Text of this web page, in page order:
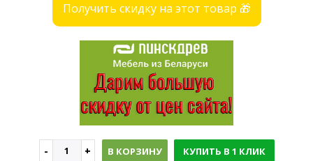
Получить скидку на этот товар 🎁
В КОРЗИНУ КУПИТЬ В 1 КЛИК